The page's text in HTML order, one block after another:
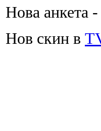
Нова анкета
Нов скин в